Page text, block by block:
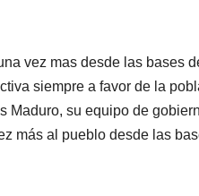
vez mas desde las bases
siempre a favor de la
Maduro, su equipo de
más al pueblo desde las